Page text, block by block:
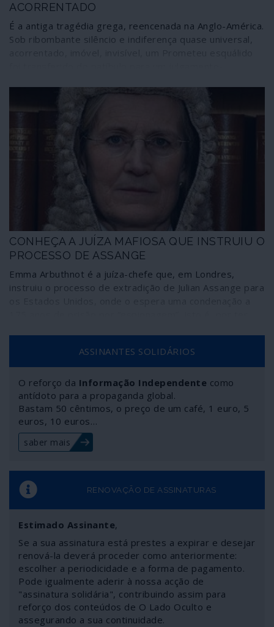
ACORRENTADO
É a antiga tragédia grega, reencenada na Anglo-América.
Sob ribombante silêncio e indiferença quase universal,
CONHEÇA A JUÍZA MAFIOSA QUE INSTRUIU O
PROCESSO DE ASSANGE
Emma Arbuthnot é a juíza-chefe que, em Londres,
instruiu o processo de extradição de Julian Assange para
quais vídeos de massacres de civis no Iraque e no
Afeganistão. No processo, confiado à juíza Vanessa
Baraitser, foram rejeitados todos os requerimentos da
defesa.
ASSINANTES SOLIDÁRIOS
O reforço da Informação Independente como
antídoto para a propaganda global.
Bastam 50 cêntimos, o preço de um café, 1 euro, 5
euros, 10 euros…
saber mais
RENOVAÇÃO DE ASSINATURAS
Estimado Assinante,
Se a sua assinatura está prestes a expirar e desejar
renová-la deverá proceder como anteriormente:
escolher a periodicidade e a forma de pagamento.
Pode igualmente aderir à nossa acção de
"assinatura solidária", contribuindo assim para
reforço dos conteúdos de O Lado Oculto e
assegurando a sua continuidade.